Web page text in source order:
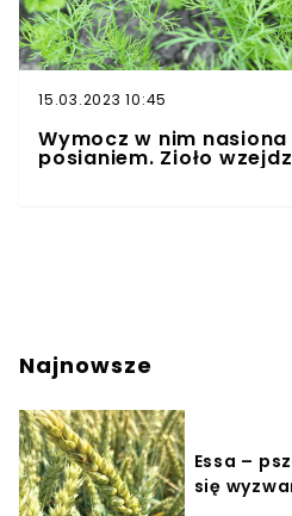
15.03.2023 10:45
Wymocz w nim
posianiem. Zioło
Najnowsze
Essa –
się